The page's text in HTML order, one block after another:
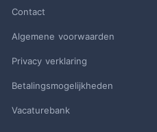
Contact
Algemene voorwaarden
Privacy verklaring
Betalingsmogelijkheden
Vacaturebank